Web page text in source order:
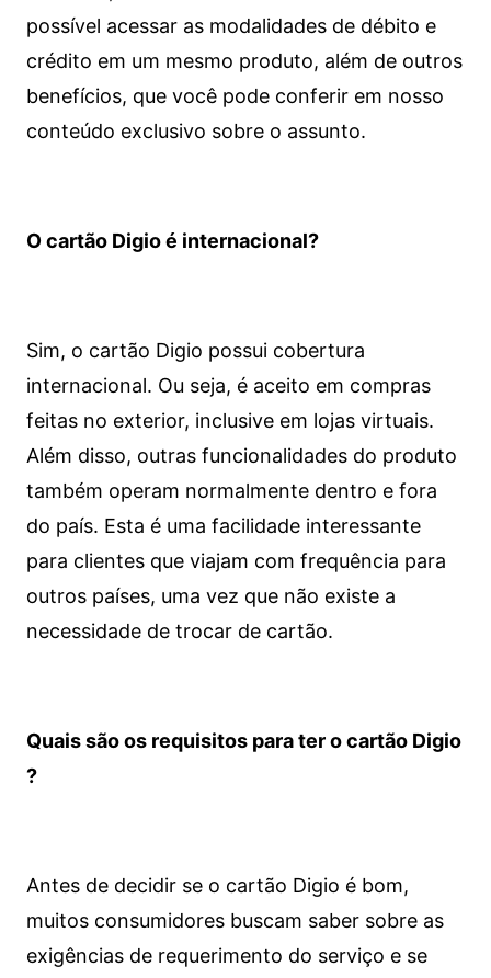
possível acessar as modalidades de débito e
crédito em um mesmo produto, além de outros
benefícios, que você pode conferir em nosso
conteúdo exclusivo sobre o assunto.
O cartão Digio é internacional?
Sim, o cartão Digio possui cobertura
internacional. Ou seja, é aceito em compras
feitas no exterior, inclusive em lojas virtuais.
Além disso, outras funcionalidades do produto
também operam normalmente dentro e fora
do país. Esta é uma facilidade interessante
para clientes que viajam com frequência para
outros países, uma vez que não existe a
necessidade de trocar de cartão.
Quais são os requisitos para ter o cartão Digio
?
Antes de decidir se o cartão Digio é bom,
muitos consumidores buscam saber sobre as
exigências de requerimento do serviço e se